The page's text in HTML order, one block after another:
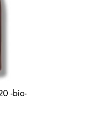
-bio-